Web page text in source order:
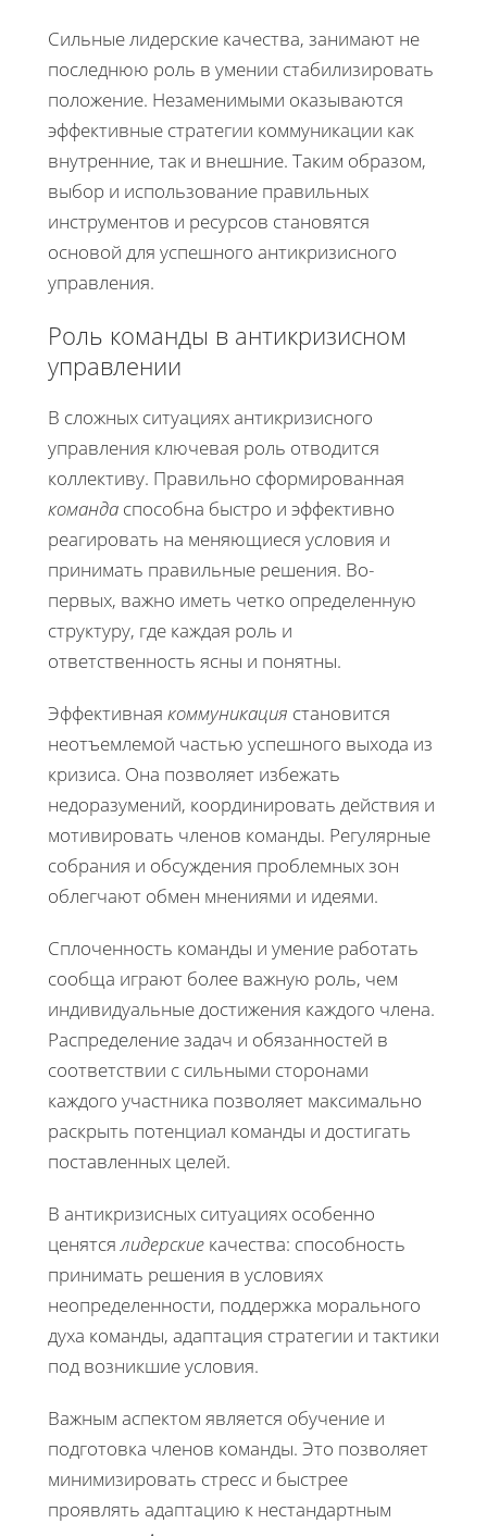
Сильные лидерские качества, занимают не
последнюю роль в умении стабилизировать
положение. Незаменимыми оказываются
эффективные стратегии коммуникации как
внутренние, так и внешние. Таким образом,
выбор и использование правильных
инструментов и ресурсов становятся
основой для успешного антикризисного
управления.
Роль команды в антикризисном
управлении
В сложных ситуациях антикризисного
управления ключевая роль отводится
коллективу. Правильно сформированная
команда способна быстро и эффективно
реагировать на меняющиеся условия и
принимать правильные решения. Во-
первых, важно иметь четко определенную
структуру, где каждая роль и
ответственность ясны и понятны.
Эффективная коммуникация становится
неотъемлемой частью успешного выхода из
кризиса. Она позволяет избежать
недоразумений, координировать действия и
мотивировать членов команды. Регулярные
собрания и обсуждения проблемных зон
облегчают обмен мнениями и идеями.
Сплоченность команды и умение работать
сообща играют более важную роль, чем
индивидуальные достижения каждого члена.
Распределение задач и обязанностей в
соответствии с сильными сторонами
каждого участника позволяет максимально
раскрыть потенциал команды и достигать
поставленных целей.
В антикризисных ситуациях особенно
ценятсялидерские качества: способность
принимать решения в условиях
неопределенности, поддержка морального
духа команды, адаптация стратегии и тактики
под возникшие условия.
Важным аспектом является обучение и
подготовка членов команды. Это позволяет
минимизировать стресс и быстрее
проявлять адаптацию к нестандартным